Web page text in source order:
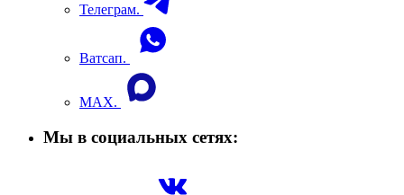
Телеграм.
Ватсап.
MAX.
Мы в социальных сетях: